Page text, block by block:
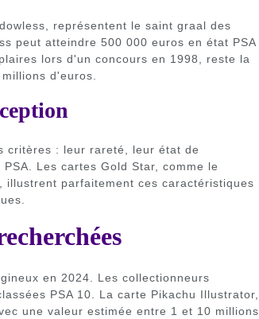
représentent le saint graal des
peut atteindre 500 000 euros en état PSA
lors d'un concours en 1998, reste la
d'euros.
critères : leur rareté, leur état de
Les cartes Gold Star, comme le
illustrent parfaitement ces caractéristiques
en 2024. Les collectionneurs
PSA 10. La carte Pikachu Illustrator,
une valeur estimée entre 1 et 10 millions